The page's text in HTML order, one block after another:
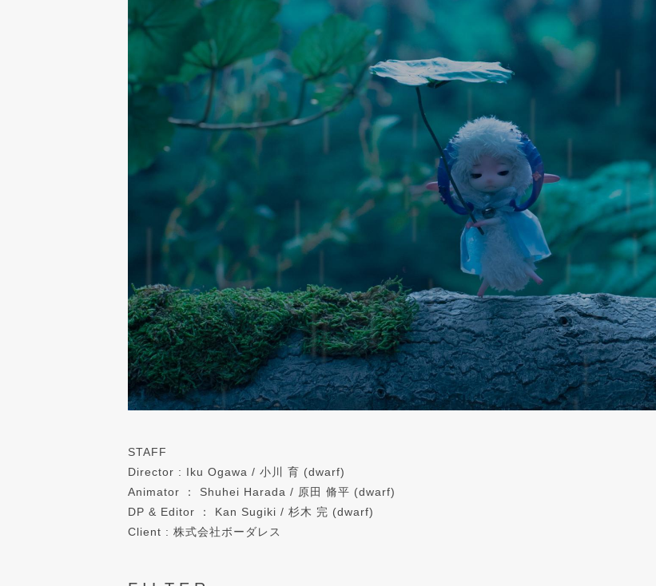
STAFF
Director : Iku Ogawa / 小川 育 (dwarf)
Animator ： Shuhei Harada / 原田 脩平 (dwarf)
DP & Editor ： Kan Sugiki / 杉木 完 (dwarf)
Client : 株式会社ボーダレス